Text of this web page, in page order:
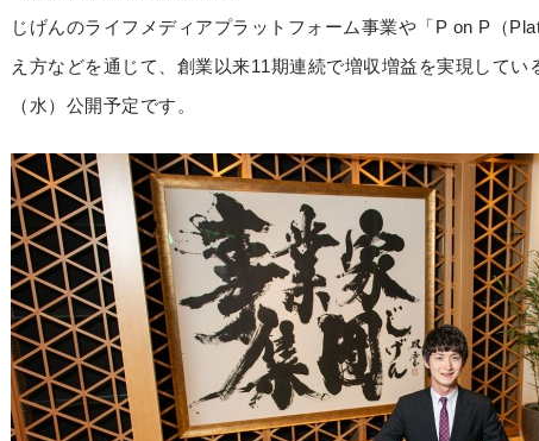
じげんのライフメディアプラットフォーム事業や「P on P（
え方などを通じて、創業以来11期連続で増収増益を実現して
（水）公開予定です。